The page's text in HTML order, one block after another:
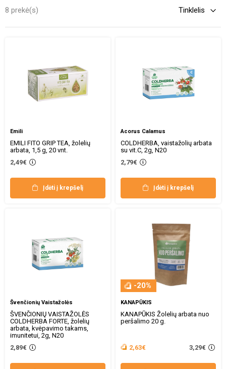
8 prekė(s)
Emili
EMILI FITO GRIP TEA, žolelių
arbata, 1,5 g, 20 vnt.
2,49€
Įdėti į krepšelį
Acorus Calamus
COLDHERBA, vaistažolių arbata
su vit.C, 2g, N20
2,79€
Įdėti į krepšelį
Švenčionių Vaistažolės
ŠVENČIONIŲ VAISTAŽOLĖS
COLDHERBA FORTE, žolelių
arbata, kvėpavimo takams,
imunitetui, 2g, N20
2,89€
-20%
KANAPŪKIS
KANAPŪKIS Žolelių arbata nuo
peršalimo 20 g.
2,63€ 3,29€